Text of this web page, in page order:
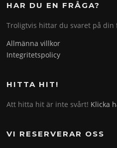
HAR DU EN FRÅGA?
Troligtvis hittar du svaret på din
Allmänna villkor
Integritetspolicy
HITTA HIT!
Att hitta hit är inte svårt! Klicka
VI RESERVERAR OSS